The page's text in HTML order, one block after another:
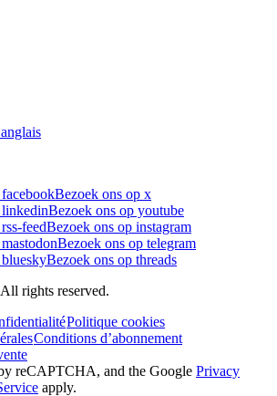
Bezoek ons op x
Bezoek ons op youtube
feedBezoek ons op instagram
Bezoek ons op telegram
Bezoek ons op threads
rights reserved.
Politique cookies
Conditions d’abonnement
reCAPTCHA, and the Google Privacy
apply.